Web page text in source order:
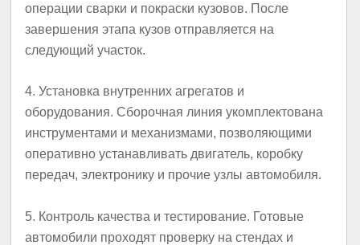
операции сварки и покраски кузовов. После
завершения этапа кузов отправляется на
следующий участок.
4. Установка внутренних агрегатов и
оборудования. Сборочная линия укомплектована
инструментами и механизмами, позволяющими
оперативно устанавливать двигатель, коробку
передач, электронику и прочие узлы автомобиля.
5. Контроль качества и тестирование. Готовые
автомобили проходят проверку на стендах и